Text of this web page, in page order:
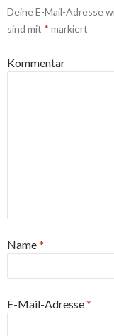
Deine E-Mail-Adresse
sind mit * markiert
Kommentar
Name*
E-Mail-Adresse*